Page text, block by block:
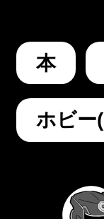
本
ホビー(